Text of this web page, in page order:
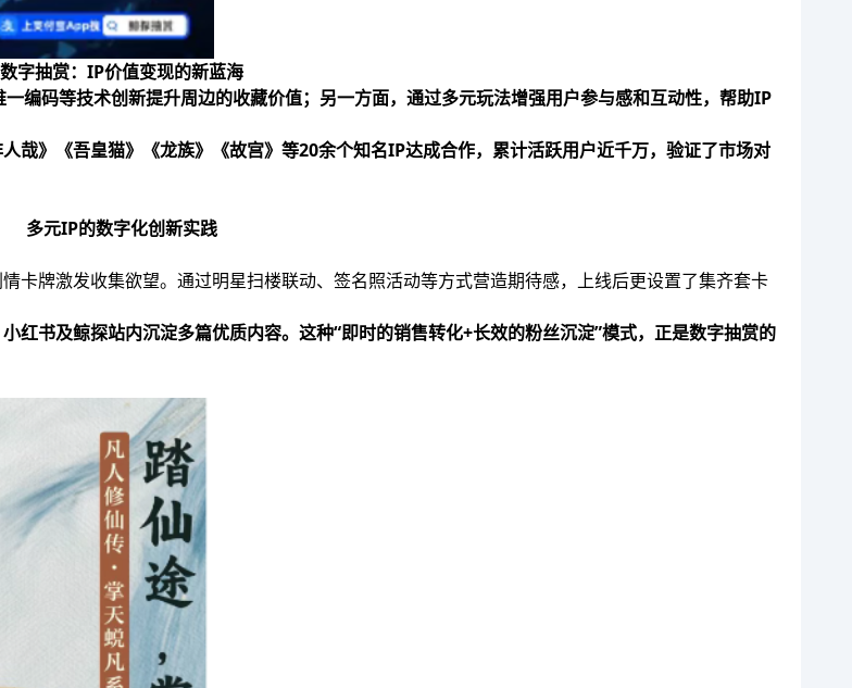
数字抽赏：IP价值变现的新蓝海
编码等技术创新提升周边的收藏价值；另一方面，通过多元玩法增强用户参与感和互动性，帮助IP
哉》《吾皇猫》《龙族》《故宫》等20余个知名IP达成合作，累计活跃用户近千万，验证了市场对
多元IP的数字化创新实践
卡牌激发收集欲望。通过明星扫楼联动、签名照活动等方式营造期待感，上线后更设置了集齐套卡
红书及鲸探站内沉淀多篇优质内容。这种“即时的销售转化+长效的粉丝沉淀”模式，正是数字抽赏的